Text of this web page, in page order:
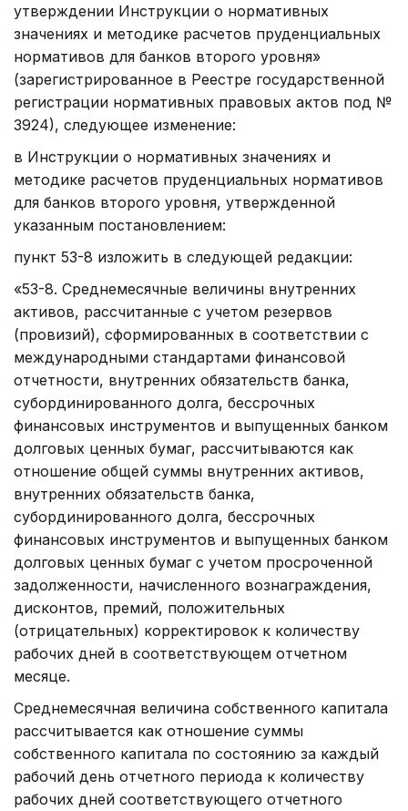
утверждении Инструкции о нормативных
значениях и методике расчетов пруденциальных
нормативов для банков второго уровня»
(зарегистрированное в Реестре государственной
регистрации нормативных правовых актов под №
3924), следующее изменение:
в Инструкции о нормативных значениях и
методике расчетов пруденциальных нормативов
для банков второго уровня, утвержденной
указанным постановлением:
пункт 53-8 изложить в следующей редакции:
«53-8. Среднемесячные величины внутренних
активов, рассчитанные с учетом резервов
(провизий), сформированных в соответствии с
международными стандартами финансовой
отчетности, внутренних обязательств банка,
субординированного долга, бессрочных
финансовых инструментов и выпущенных банком
долговых ценных бумаг, рассчитываются как
отношение общей суммы внутренних активов,
внутренних обязательств банка,
субординированного долга, бессрочных
финансовых инструментов и выпущенных банком
долговых ценных бумаг с учетом просроченной
задолженности, начисленного вознаграждения,
дисконтов, премий, положительных
(отрицательных) корректировок к количеству
рабочих дней в соответствующем отчетном
месяце.
Среднемесячная величина собственного капитала
рассчитывается как отношение суммы
собственного капитала по состоянию за каждый
рабочий день отчетного периода к количеству
рабочих дней соответствующего отчетного